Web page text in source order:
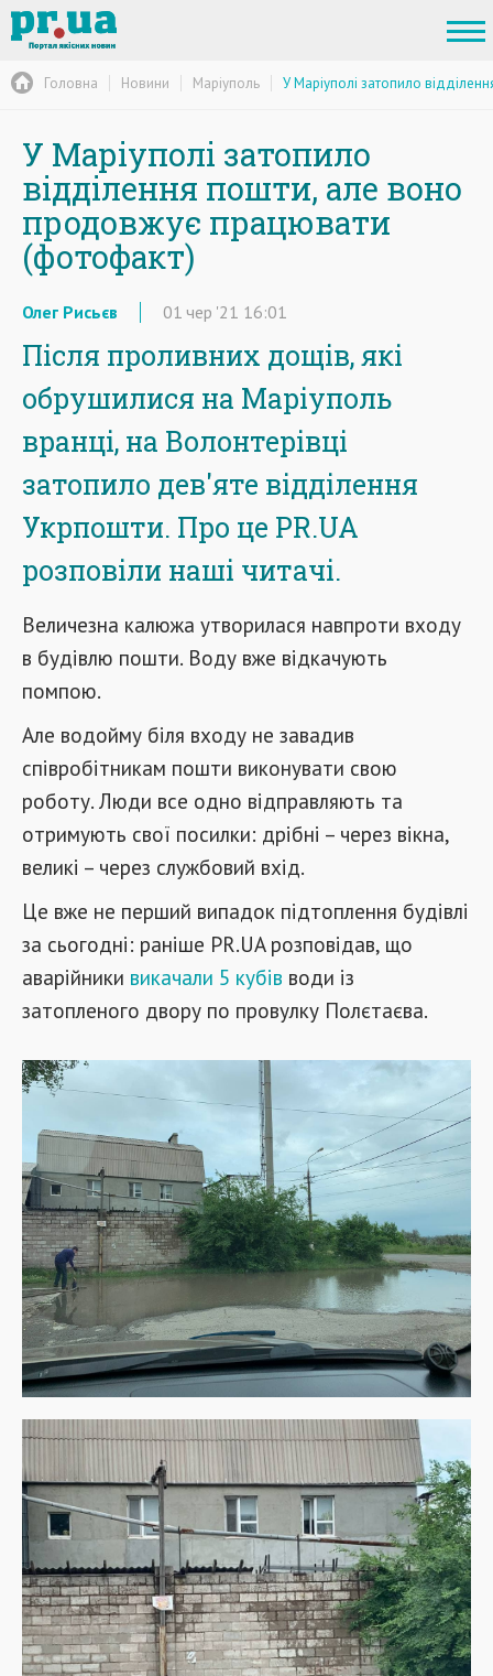
Головна Новини Маріуполь У Маріуполі затопило
У Маріуполі затопило
відділення пошти, але воно
продовжує працювати
(фотофакт)
Олег Рисьєв 01 чер '21 16:01
Після проливних дощів, які
обрушилися на Маріуполь
вранці, на Волонтерівці
затопило дев'яте відділення
Укрпошти. Про це PR.UA
розповіли наші читачі.
Величезна калюжа утворилася навпроти входу
в будівлю пошти. Воду вже відкачують
помпою.
Але водойму біля входу не завадив
співробітникам пошти виконувати свою
роботу. Люди все одно відправляють та
отримують свої посилки: дрібні – через вікна,
великі – через службовий вхід.
Це вже не перший випадок підтоплення будівлі
за сьогодні: раніше PR.UA розповідав, що
аварійники викачали 5 кубів води із
затопленого двору по провулку Полєтаєва.